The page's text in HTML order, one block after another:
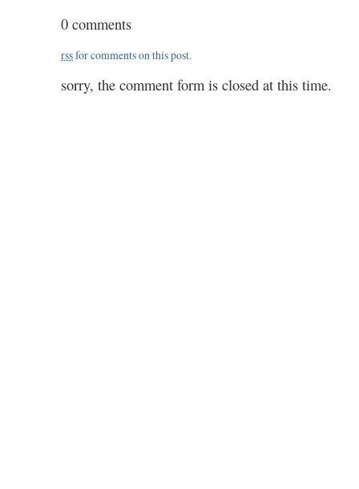
0 comments
rssfor comments on this post.
sorry, the comment form is closed at this time.